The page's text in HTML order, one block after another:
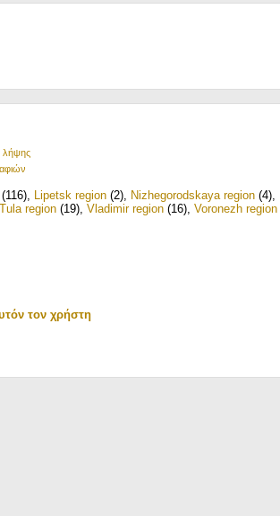
λήψης
(116), Lipetsk region (2), Nizhegorodskaya region (4),
Tula region (19), Vladimir region (16), Voronezh region
τον χρήστη